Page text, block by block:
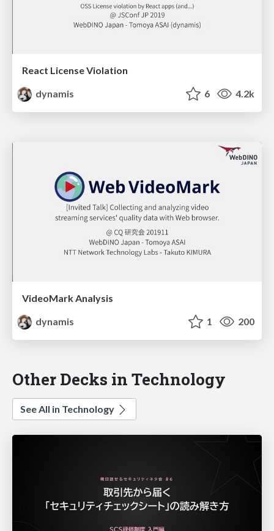
React License Violation
dynamis
6 4.2k
VideoMark Analysis
dynamis
1 200
Other Decks in Technology
See All in Technology